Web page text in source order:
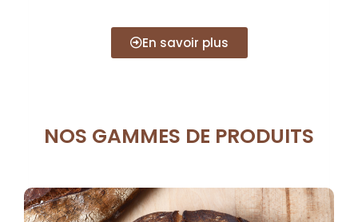
En savoir plus
NOS GAMMES DE PRODUITS